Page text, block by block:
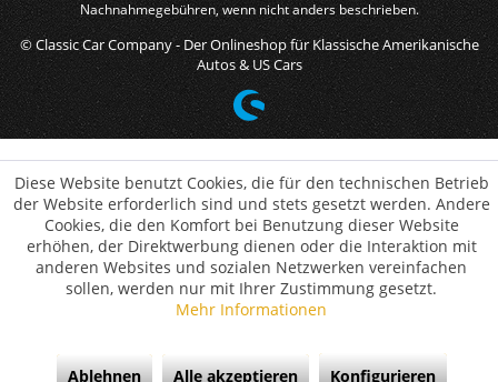
Nachnahmegebühren, wenn nicht anders beschrieben.
© Classic Car Company - Der Onlineshop für Klassische Amerikanische
Autos & US Cars
Diese Website benutzt Cookies, die für den technischen Betrieb
der Website erforderlich sind und stets gesetzt werden. Andere
Cookies, die den Komfort bei Benutzung dieser Website
erhöhen, der Direktwerbung dienen oder die Interaktion mit
anderen Websites und sozialen Netzwerken vereinfachen
sollen, werden nur mit Ihrer Zustimmung gesetzt.
Mehr Informationen
Ablehnen Alle akzeptieren Konfigurieren